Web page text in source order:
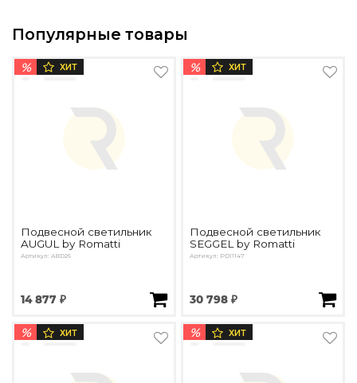
Популярные товары
% ХИТ
Подвесной светильник
AUGUL by Romatti
Артикул: ABD26
14 877 ₽
% ХИТ
Подвесной светильник
SEGGEL by Romatti
Артикул: PD11147
30 798 ₽
% ХИТ % ХИТ